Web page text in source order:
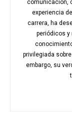
comunicación,
experiencia
carrera, ha
periódicos y
privilegiada
embargo, su